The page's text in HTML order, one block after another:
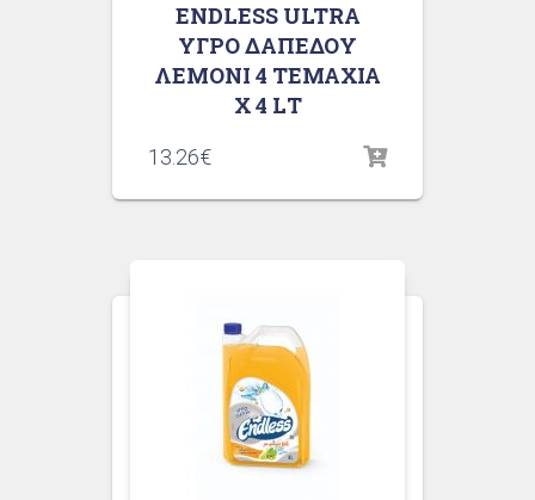
ENDLESS ULTRA
ΥΓΡΟ ΔΑΠΕΔΟΥ
ΛΕΜΟΝΙ 4 ΤΕΜΑΧΙΑ
Χ 4 LΤ
13.26€